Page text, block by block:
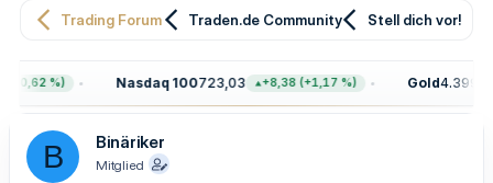
e
r
e
a
m
Trading Forum Traden.de Community Stell dich vor!
%) Nasdaq 100723,03 +8,38 (+1,17 %) Gold4.399,70
B Binäriker
Mitglied